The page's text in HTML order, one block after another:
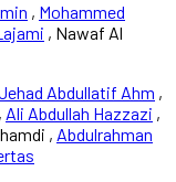
, Mohammed
, Nawaf Al
Abdullatif Ahm ,
, Ali Abdullah Hazzazi ,
, Abdulrahman